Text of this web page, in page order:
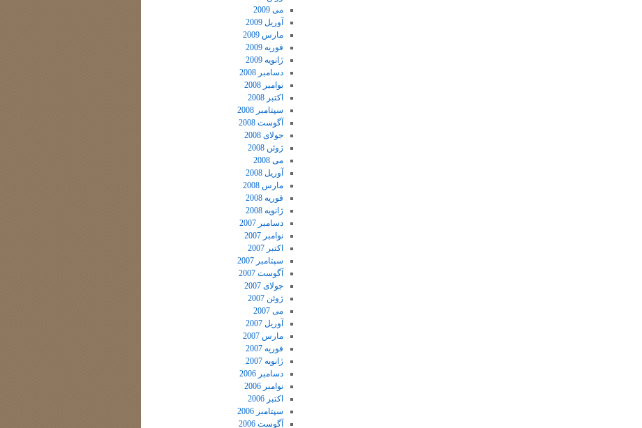
می 2009
آوریل 2009
مارس 2009
فوریه 2009
ژانویه 2009
دسامبر 2008
نوامبر 2008
اکتبر 2008
سپتامبر 2008
آگوست 2008
جولای 2008
ژوئن 2008
می 2008
آوریل 2008
مارس 2008
فوریه 2008
ژانویه 2008
دسامبر 2007
نوامبر 2007
اکتبر 2007
سپتامبر 2007
آگوست 2007
جولای 2007
ژوئن 2007
می 2007
آوریل 2007
مارس 2007
فوریه 2007
ژانویه 2007
دسامبر 2006
نوامبر 2006
اکتبر 2006
سپتامبر 2006
آگوست 2006